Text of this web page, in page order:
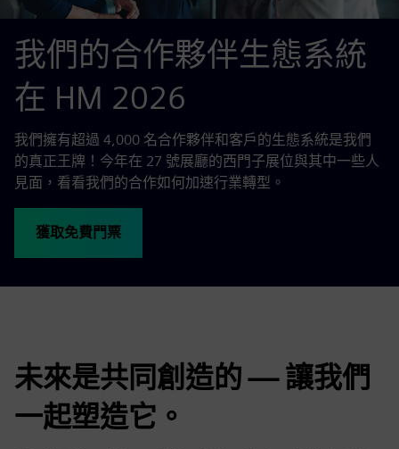
我們的合作夥伴生態系統
在 HM 2026
我們擁有超過 4,000 名合作夥伴和客戶的生態系統是我們
的真正王牌！今年在 27 號展廳的西門子展位與其中一些人
見面，看看我們的合作如何加速行業轉型。
獲取免費門票
未來是共同創造的 — 讓我們
一起塑造它。